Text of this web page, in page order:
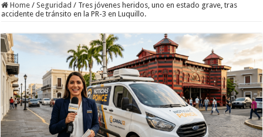
Home / Seguridad / Tres jóvenes heridos, uno en estado grave, tras
accidente de tránsito en la PR-3 en Luquillo.